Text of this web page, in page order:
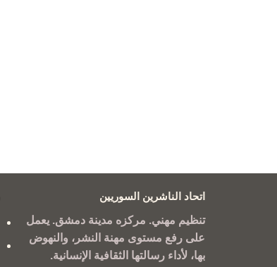
اتحاد الناشرين السوريين
تنظيم مهني. مركزه مدينة دمشق. يعمل
على رفع مستوى مهنة النشر، والنهوض
بها، لأداء رسالتها الثقافية الإنسانية.